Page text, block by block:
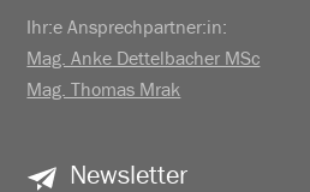
Ihr:e Ansprechpartner:in:
Mag. Anke Dettelbacher MSc
Mag. Thomas Mrak
Newsletter